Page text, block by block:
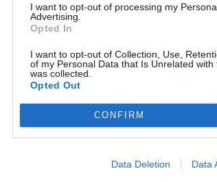
I want to opt-out of processing my
Advertising.
Opted In
I want to opt-out of Collection, Use,
of my Personal Data that Is Unrelated
was collected.
Opted Out
CONFIRM
Data Deletion Data